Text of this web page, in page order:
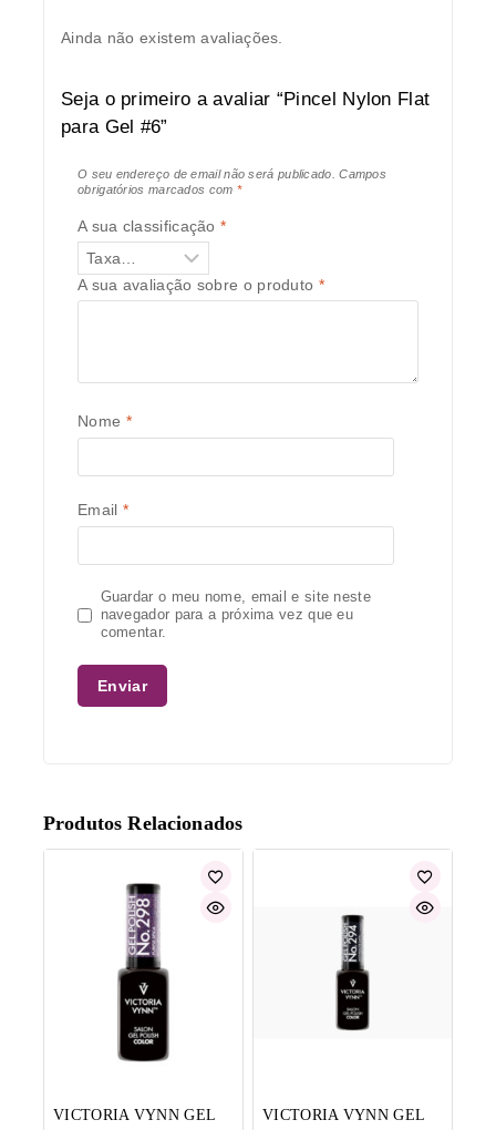
Ainda não existem avaliações.
Seja o primeiro a avaliar “Pincel Nylon Flat
para Gel #6”
O seu endereço de email não será publicado.
Campos
obrigatórios marcados com *
A sua classificação*
A sua avaliação sobre o produto *
Nome *
Email *
Guardar o meu nome, email e site neste
navegador para a próxima vez que eu
comentar.
Produtos Relacionados
VICTORIA VYNN GEL
VICTORIA VYNN GEL